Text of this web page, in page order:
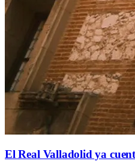
El Real Valladolid ya